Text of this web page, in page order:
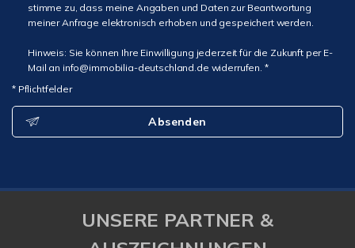
stimme zu, dass meine Angaben und Daten zur Beantwortung
meiner Anfrage elektronisch erhoben und gespeichert werden.
Hinweis: Sie können Ihre Einwilligung jederzeit für die Zukunft per E-
Mail an info@immobilia-deutschland.de widerrufen. *
* Pflichtfelder
Absenden
UNSERE PARTNER &